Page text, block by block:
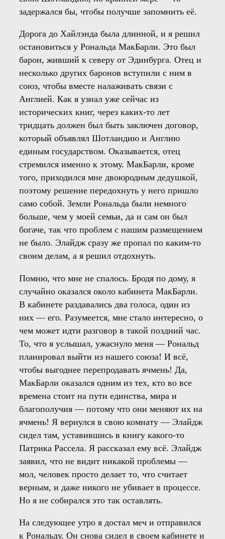
задержался бы, чтобы получше запомнить её.
Дорога до Хайлэнда была длинной, и я решил
остановиться у Рональда МакБарли. Это был
барон, живший к северу от Эдинбурга. Отец и
несколько других баронов вступили с ним в
союз, чтобы вместе налаживать связи с
Англией. Как я узнал уже сейчас из
исторических книг, через каких-то лет
тридцать должен был быть заключен договор,
который объявлял Шотландию и Англию
единым государством. Оказывается, отец
стремился именно к этому. МакБарли, кроме
того, приходился мне двоюродным дедушкой,
поэтому решение передохнуть у него пришло
само собой. Земли Рональда были немного
больше, чем у моей семьи, да и сам он был
богаче, так что проблем с нашим размещением
не было. Элайдж сразу же пропал по каким-то
своим делам, а я решил отдохнуть.
Помню, что мне не спалось. Бродя по дому, я
случайно оказался около кабинета МакБарли.
В кабинете раздавались два голоса, один из
них — его. Разумеется, мне стало интересно, о
чем может идти разговор в такой поздний час.
То, что я услышал, ужаснуло меня — Рональд
планировал выйти из нашего союза! И всё,
чтобы выгоднее перепродавать ячмень! Да,
МакБарли оказался одним из тех, кто во все
времена стоит на пути единства, мира и
благополучия — потому что они меняют их на
ячмень! Я вернулся в свою комнату — Элайдж
сидел там, уставившись в книгу какого-то
Патрика Рассела. Я рассказал ему всё. Элайдж
заявил, что не видит никакой проблемы —
мол, человек просто делает то, что считает
верным, и даже никого не убивает в процессе.
Но я не собирался это так оставлять.
На следующее утро я достал меч и отправился
к Рональду. Он снова сидел в своем кабинете и